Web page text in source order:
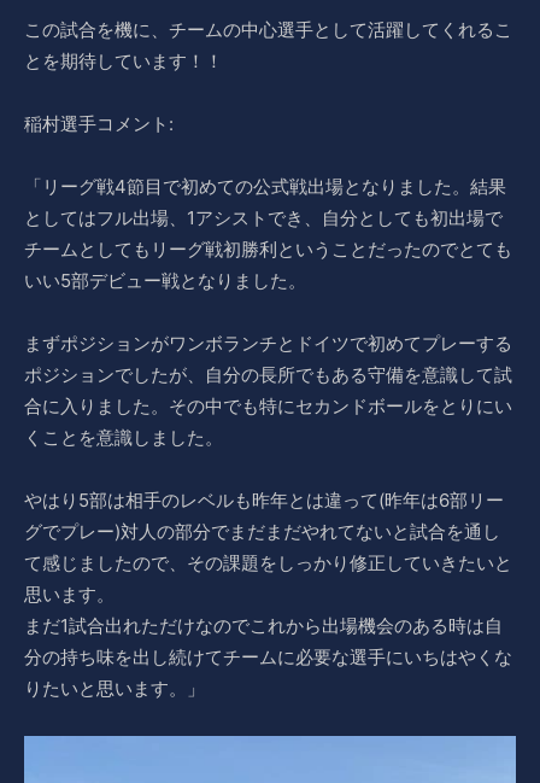
この試合を機に、チームの中心選手として活躍してくれるこ
とを期待しています！！
稲村選手コメント:
「リーグ戦4節目で初めての公式戦出場となりました。結果
としてはフル出場、1アシストでき、自分としても初出場で
チームとしてもリーグ戦初勝利ということだったのでとても
いい5部デビュー戦となりました。
まずポジションがワンボランチとドイツで初めてプレーする
ポジションでしたが、自分の長所でもある守備を意識して試
合に入りました。その中でも特にセカンドボールをとりにい
くことを意識しました。
やはり5部は相手のレベルも昨年とは違って(昨年は6部リー
グでプレー)対人の部分でまだまだやれてないと試合を通し
て感じましたので、その課題をしっかり修正していきたいと
思います。
まだ1試合出れただけなのでこれから出場機会のある時は自
分の持ち味を出し続けてチームに必要な選手にいちはやくな
りたいと思います。」